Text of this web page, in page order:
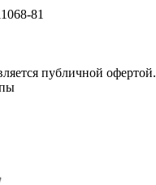
81
публичной офертой.